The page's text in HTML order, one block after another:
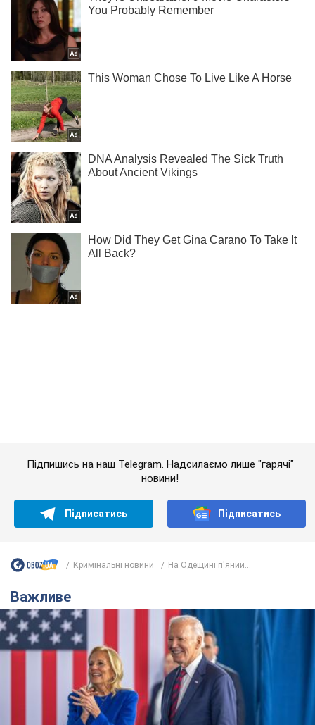
Важливе
Дружина тяжкохворого Джо Байдена назвала
перший симптом, який сигналізував про його
"агресивний" рак
Спершу лікарі не надали цьому належної уваги
11,3 т.